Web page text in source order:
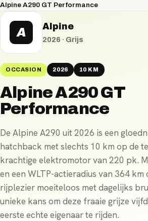
Alpine A290 GT Performance
A Alpine
2026 · Grijs
OCCASION 2026 10 KM
Alpine A290 GT
Performance
De Alpine A290 uit 2026 is een
hatchback met slechts 10 km op de
krachtige elektromotor van 220 pk.
en een WLTP-actieradius van 364 km
rijplezier moeiteloos met dagelijks
unieke kans om deze fraaie grijze
eerste echte eigenaar te rijden.